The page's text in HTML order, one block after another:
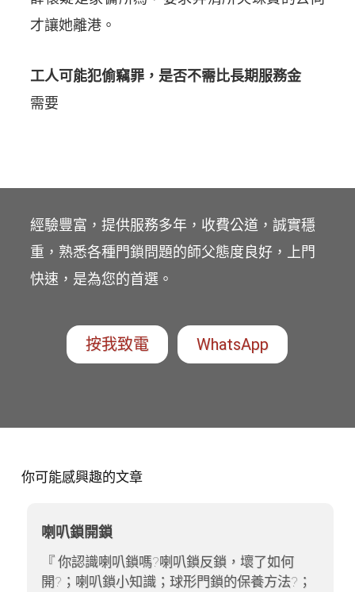
才讓她離港。
工人可能犯偷竊罪，是否不需比長期服務金
需要
經驗豐富，提供服務多年，收費公道，誠實穩
重，熟悉各種門鎖問題的師父態度良好，上門
快速，是為您的首選。
按我致電 WhatsApp
你可能感興趣的文章
喇叭鎖開鎖
你認識喇叭鎖嗎?喇叭鎖反鎖，壞了如何
開?；喇叭鎖小知識；球形門鎖的保養方法?；